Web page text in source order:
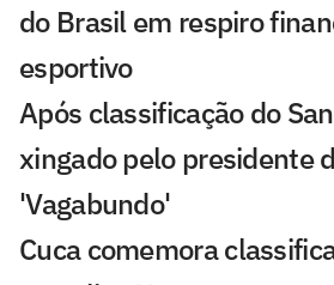
do Brasil em respiro
esportivo
Após classificação do
xingado pelo presidente
'Vagabundo'
Cuca comemora